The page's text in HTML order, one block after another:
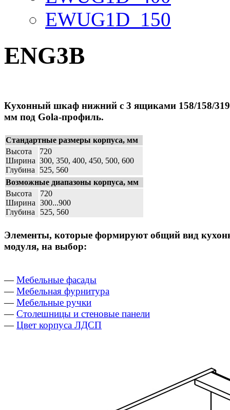
EWUG1D_150
ENG3B
Кухонный шкаф нижний с 3 ящиками 158/158/319
мм под Gola-профиль.
Стандартные размеры корпуса, мм
Высота
Ширина
Глубина
720
300, 350, 400, 450, 500, 600
525, 560
Возможные диапазоны корпуса, мм
Высота
Ширина
Глубина
720
300...900
525, 560
Элементы, которые формируют общий вид
модуля, на выбор:
—Мебельные фасады
—Мебельная фурнитура
—Мебельные ручки
—Столешницы и стеновые панели
—Цвет корпуса ЛДСП